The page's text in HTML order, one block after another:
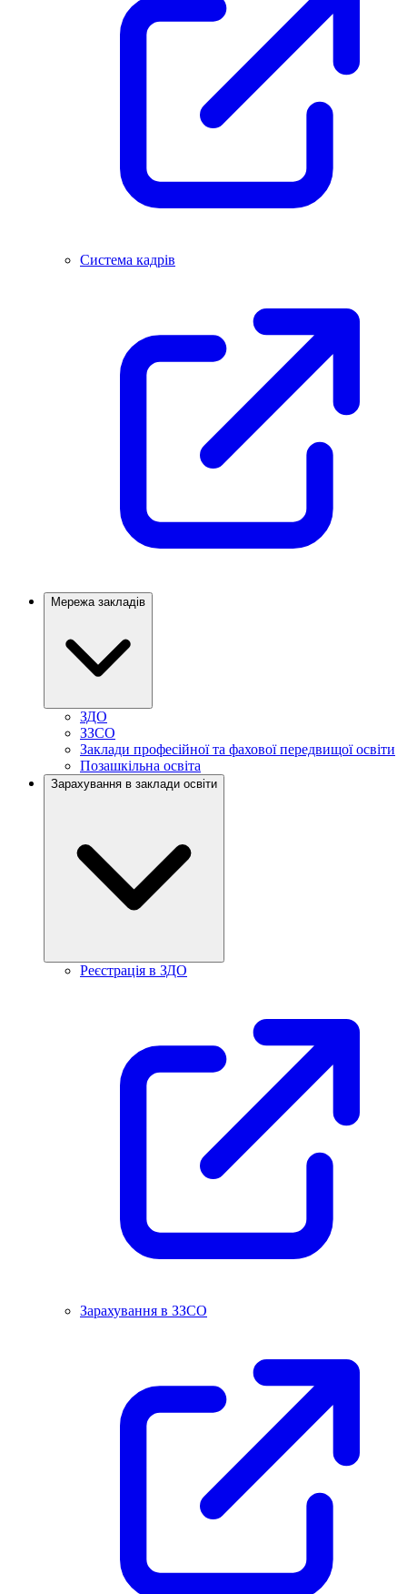
Система кадрів
Мережа закладів
ЗДО
ЗЗСО
Заклади професійної та фахової передвищої освіти
Позашкільна освіта
Зарахування в заклади освіти
Реєстрація в ЗДО
Зарахування в ЗЗСО